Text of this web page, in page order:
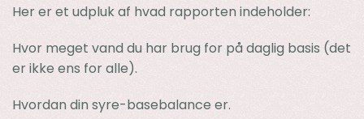
Her er et udpluk af hvad rapporten indeholder:
Hvor meget vand du har brug for på daglig basis (det
er ikke ens for alle).
Hvordan din syre-basebalance er.